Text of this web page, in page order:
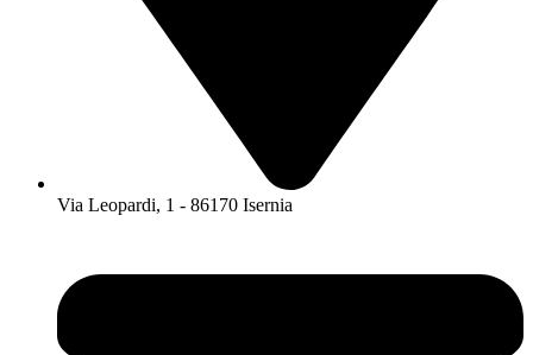
Via Leopardi, 1 - 86170 Isernia